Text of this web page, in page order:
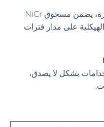
وبفضل خصائصه الميكانيكية الممتازة، يضمن مسحوق NiCr
الهيكلية على مدار فترات
بشكل لا يصدق،